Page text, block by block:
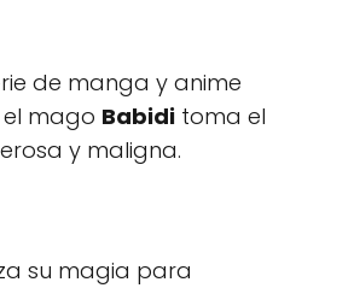
de manga y anime
mago Babidi toma el
y maligna.
su magia para